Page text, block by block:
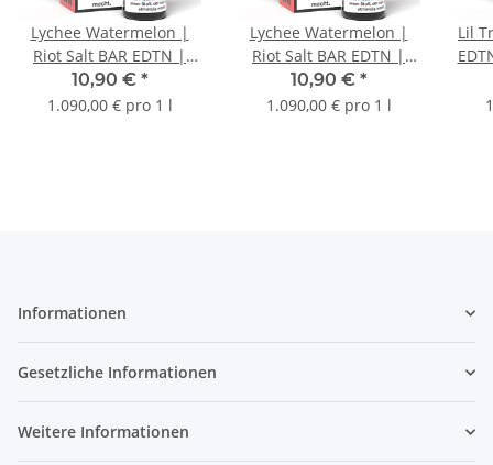
Lychee Watermelon |
Riot Salt BAR EDTN |
Nikotin 10mg/ml |
Liquid | 10ml
10,90 € *
1.090,00 € pro 1 l
Lychee Watermelon |
Riot Salt BAR EDTN |
Nikotin 20mg/ml |
Liquid | 10ml
10,90 € *
1.090,00 € pro 1 l
Lil
Informationen
Gesetzliche Informationen
Weitere Informationen